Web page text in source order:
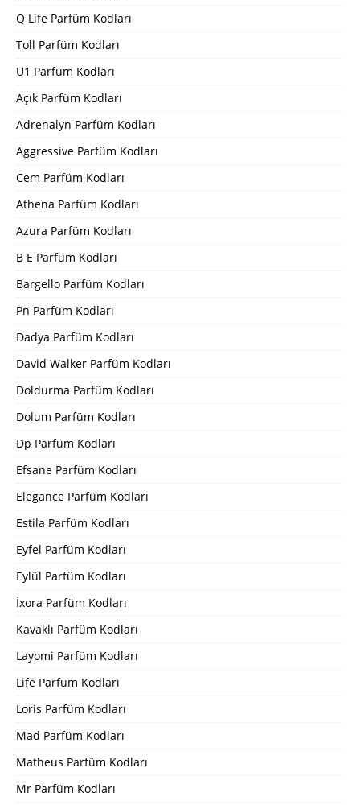
Q Life Parfüm Kodları
Toll Parfüm Kodları
U1 Parfüm Kodları
Açık Parfüm Kodları
Adrenalyn Parfüm Kodları
Aggressive Parfüm Kodları
Cem Parfüm Kodları
Athena Parfüm Kodları
Azura Parfüm Kodları
B E Parfüm Kodları
Bargello Parfüm Kodları
Pn Parfüm Kodları
Dadya Parfüm Kodları
David Walker Parfüm Kodları
Doldurma Parfüm Kodları
Dolum Parfüm Kodları
Dp Parfüm Kodları
Efsane Parfüm Kodları
Elegance Parfüm Kodları
Estila Parfüm Kodları
Eyfel Parfüm Kodları
Eylül Parfüm Kodları
İxora Parfüm Kodları
Kavaklı Parfüm Kodları
Layomi Parfüm Kodları
Life Parfüm Kodları
Loris Parfüm Kodları
Mad Parfüm Kodları
Matheus Parfüm Kodları
Mr Parfüm Kodları